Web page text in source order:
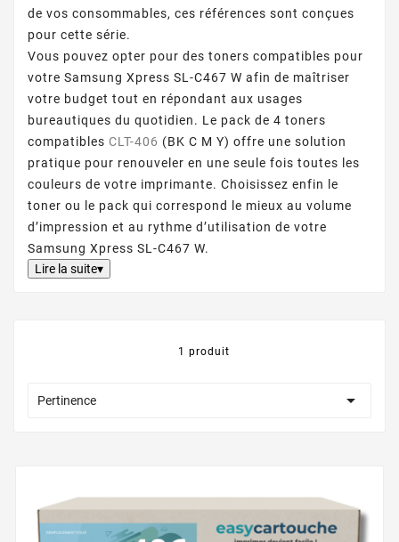
de vos consommables, ces références sont conçues
pour cette série.
Vous pouvez opter pour des toners compatibles pour
votre Samsung Xpress SL-C467 W afin de maîtriser
votre budget tout en répondant aux usages
bureautiques du quotidien. Le pack de 4 toners
compatibles CLT-406 (BK C M Y) offre une solution
pratique pour renouveler en une seule fois toutes les
couleurs de votre imprimante. Choisissez enfin le
toner ou le pack qui correspond le mieux au volume
d’impression et au rythme d’utilisation de votre
Samsung Xpress SL-C467 W.
Lire la suite▾
1 produit
Pertinence 